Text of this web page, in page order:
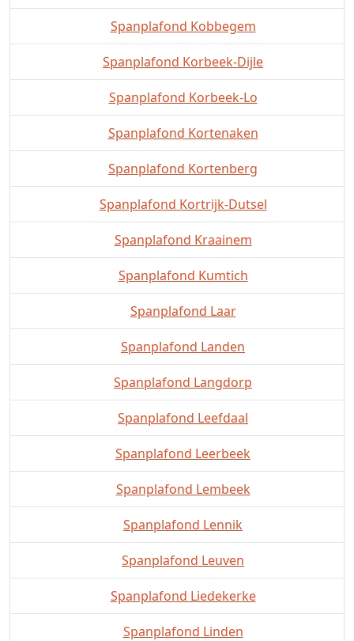
Spanplafond Kobbegem
Spanplafond Korbeek-Dijle
Spanplafond Korbeek-Lo
Spanplafond Kortenaken
Spanplafond Kortenberg
Spanplafond Kortrijk-Dutsel
Spanplafond Kraainem
Spanplafond Kumtich
Spanplafond Laar
Spanplafond Landen
Spanplafond Langdorp
Spanplafond Leefdaal
Spanplafond Leerbeek
Spanplafond Lembeek
Spanplafond Lennik
Spanplafond Leuven
Spanplafond Liedekerke
Spanplafond Linden